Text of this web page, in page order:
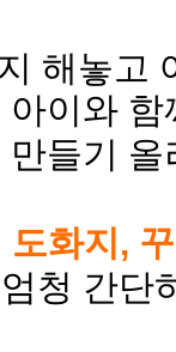
해놓고
아이와 함
들기
도화지,
청 간단